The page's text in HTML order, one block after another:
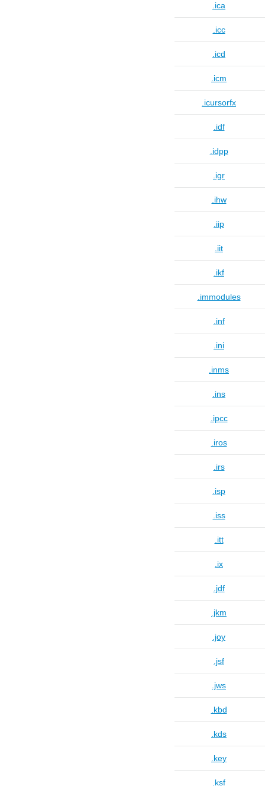
.ica
.icc
.icd
.icm
.icursorfx
.idf
.idpp
.igr
.ihw
.iip
.iit
.ikf
.immodules
.inf
.ini
.inms
.ins
.ipcc
.iros
.irs
.isp
.iss
.itt
.ix
.jdf
.jkm
.joy
.jsf
.jws
.kbd
.kds
.key
.ksf